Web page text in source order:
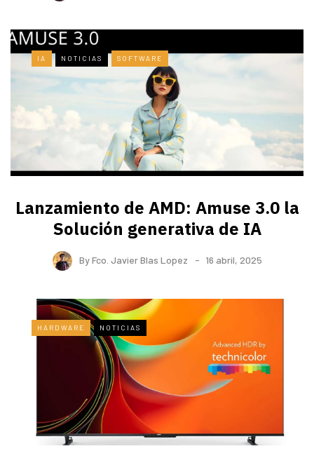
IA NOTICIAS SOFTWARE
Lanzamiento de AMD: Amuse 3.0 la
Solución generativa de IA
ByFco. Javier Blas Lopez 16 abril, 2025
HARDWARE NOTICIAS